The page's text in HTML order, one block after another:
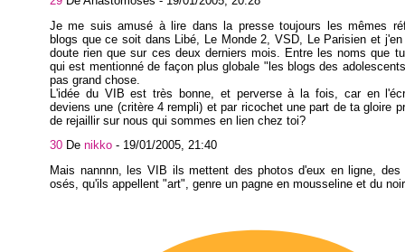
Je me suis amusé à lire dans la presse toujours les mêmes
blogs que ce soit dans Libé, Le Monde 2, VSD, Le Parisien et
doute rien que sur ces deux derniers mois. Entre les noms que
qui est mentionné de façon plus globale "les blogs des
pas grand chose.
L'idée du VIB est très bonne, et perverse à la fois, car en
deviens une (critère 4 rempli) et par ricochet une part de ta gloire
de rejaillir sur nous qui sommes en lien chez toi?
30 De nikko - 19/01/2005, 21:40
Mais nannnn, les VIB ils mettent des photos d'eux en ligne,
osés, qu'ils appellent "art", genre un pagne en mousseline et du